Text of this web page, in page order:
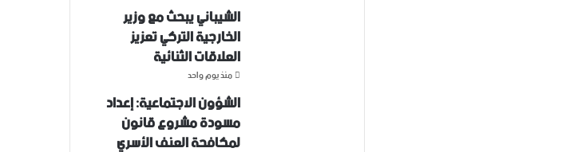
الشيباني يبحث مع وزير
الخارجية التركي تعزيز
العلاقات الثنائية
منذ يوم واحد
الشؤون الاجتماعية: إعداد
مسودة مشروع قانون
لمكافحة العنف الأسري ‏